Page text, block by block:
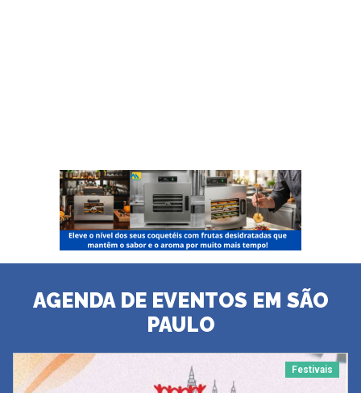
AGENDA DE EVENTOS EM SÃO
PAULO
Festivais